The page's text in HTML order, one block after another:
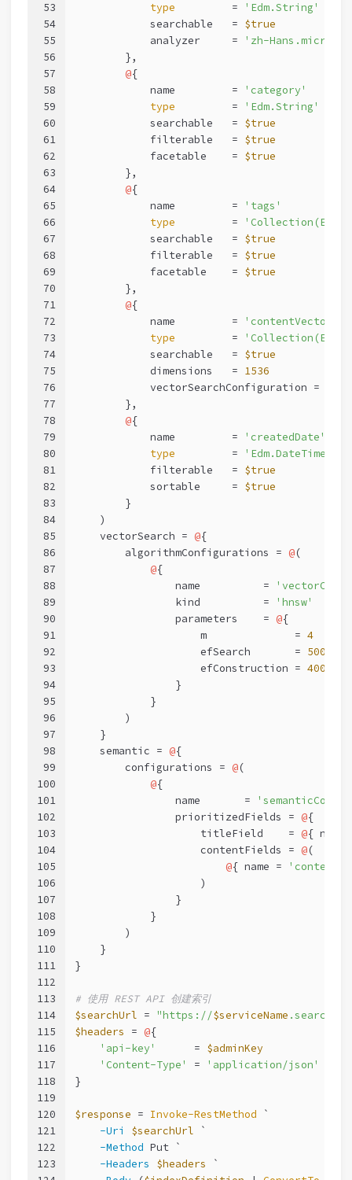
53
54
55
56
57
58
59
60
61
62
63
64
65
66
67
68
69
70
71
72
73
74
75
76
77
78
79
80
81
82
83
84
85
86
87
88
89
90
91
92
93
94
95
96
97
98
99
100
101
102
103
104
105
106
107
108
109
110
111
112
113
114
115
116
117
118
119
120
121
122
123
type
         =
'Edm.String'
            searchable   =
$true
            analyzer     =
'zh-
        },
@{
            name         =
'category'
type
         =
'Edm.String'
            searchable   =
$true
            filterable   =
$true
            facetable    =
$true
        },
@{
            name         =
'tags'
type
         =
            searchable   =
$true
            filterable   =
$true
            facetable    =
$true
        },
@{
            name         =
'contentVector'
type
         =
            searchable   =
$true
            dimensions   =
1536
            vectorSearchConfiguration =
        },
@{
            name         =
'createdDate'
type
         =
            filterable   =
$true
            sortable     =
$true
        }
    )
    vectorSearch =
@{
        algorithmConfigurations =
@(
@{
                name          =
                kind          =
'hnsw'
                parameters    =
@{
                    m              =
4
                    efSearch       =
500
                    efConstruction =
400
                }
            }
        )
    }
    semantic =
@{
        configurations =
@(
@{
                name       =
                prioritizedFields =
@{
                    titleField    =
@{
                    contentFields =
@(
@{ name = 'content'
                    )
                }
            }
        )
    }
}
# 使用 REST API 创建索引
$searchUrl = "https://$serviceName
$headers = @{
'api-key'
      =
$adminKey
'Content-Type'
=
'application/json'
}
$response = Invoke-RestMethod `
-Uri
$searchUrl `
-Method Put `
-Headers
$headers `